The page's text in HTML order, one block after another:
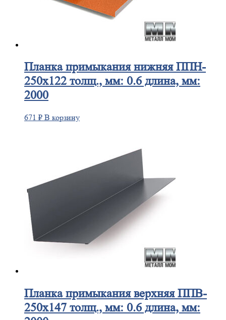
Планкапримыкания нижняя ППН-
250х122 толщ., мм: 0.6 длина, мм:
2000
671 ₽ В корзину
Планкапримыкания верхняя ППВ-
250х147 толщ., мм: 0.6 длина, мм: